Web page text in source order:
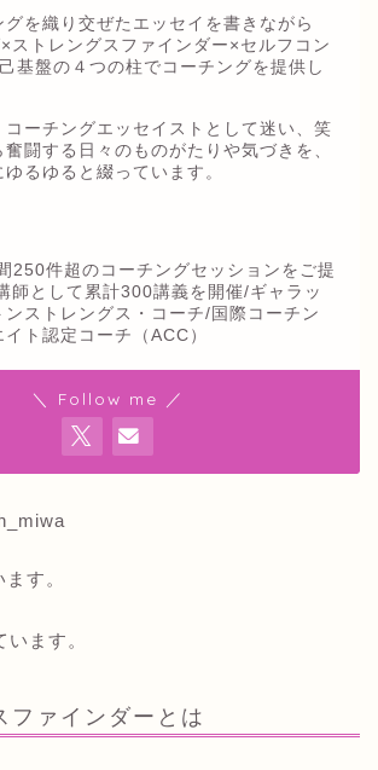
グを織り交ぜたエッセイを書きながら
ストレングスファインダー×セルフコン
基盤の４つの柱でコーチングを提供し
コーチングエッセイストとして迷い、笑
闘する日々のものがたりや気づきを、
るゆると綴っています。
250件超のコーチングセッションをご提
師として累計300講義を開催/ギャラッ
ンストレングス・コーチ/国際コーチン
ト認定コーチ（ACC）
＼ Follow me ／
す。
ます。
ファインダーとは